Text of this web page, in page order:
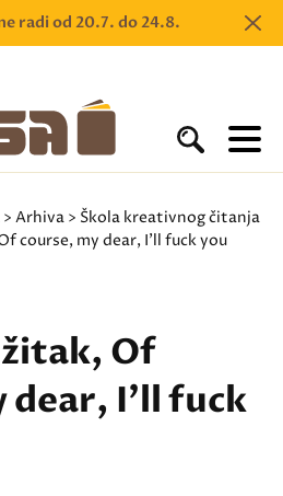
radi od 20.7. do 24.8.
> Arhiva > Škola kreativnog čitanja
course, my dear, I'll fuck you
Of
dear, I'll fuck